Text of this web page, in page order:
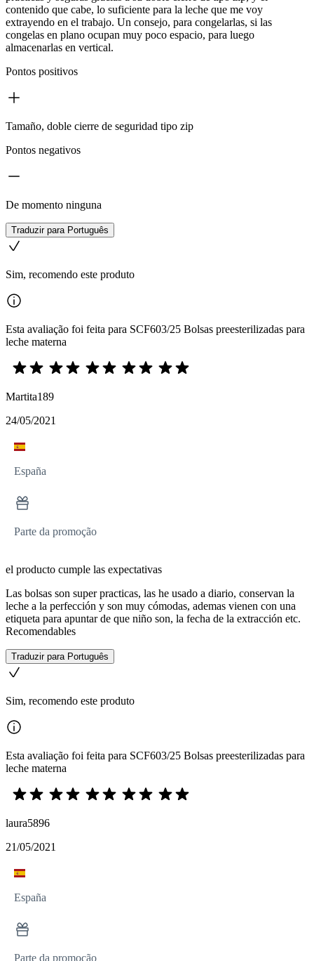
contenido que cabe, lo suficiente para la leche que me voy
extrayendo en el trabajo. Un consejo, para congelarlas, si las
congelas en plano ocupan muy poco espacio, para luego
almacenarlas en vertical.
Pontos positivos
Tamaño, doble cierre de seguridad tipo zip
Pontos negativos
De momento ninguna
Traduzir para Português
Sim, recomendo este produto
Esta avaliação foi feita para SCF603/25 Bolsas preesterilizadas para
leche materna
Martita189
24/05/2021
España
Parte da promoção
el producto cumple las expectativas
Las bolsas son super practicas, las he usado a diario, conservan la
leche a la perfección y son muy cómodas, ademas vienen con una
etiqueta para apuntar de que niño son, la fecha de la extracción etc.
Recomendables
Traduzir para Português
Sim, recomendo este produto
Esta avaliação foi feita para SCF603/25 Bolsas preesterilizadas para
leche materna
laura5896
21/05/2021
España
Parte da promoção